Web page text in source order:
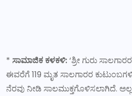
* ಸಾಮಾಜಿಕ ಕಳಕಳಿ:‘ಶ್ರೀ ಗುರು
ಈವರೆಗೆ 119 ಮೃತ ಸಾಲಗಾರರ
ನೆರವು ನೀಡಿ ಸಾಲಮುಕ್ತಗೊಳಿಸಲಾಗಿದೆ.